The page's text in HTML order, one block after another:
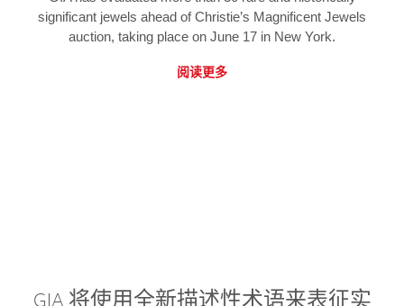
significant jewels ahead of Christie’s Magnificent Jewels
auction, taking place on June 17 in New York.
阅读更多
GIA 将使用全新描述性术语来表征实